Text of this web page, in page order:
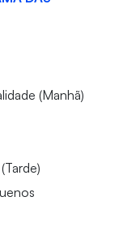
(Manhã)